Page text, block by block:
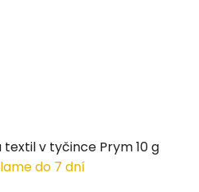
v tyčince Prym 10 g
do 7 dní